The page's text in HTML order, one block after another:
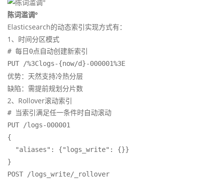
陈词滥调°
Elasticsearch的动态索引实现方式有：
1、时间分区模式
# 每日0点自动创建新索引
PUT /%3Clogs-{now/d}-000001%3E
优势：天然支持冷热分层
缺陷：需提前规划分片数
2、Rollover滚动索引
# 当索引满足任一条件时自动滚动
PUT /logs-000001
{
  "aliases": {"logs_write": {}}
}
POST /logs_write/_rollover